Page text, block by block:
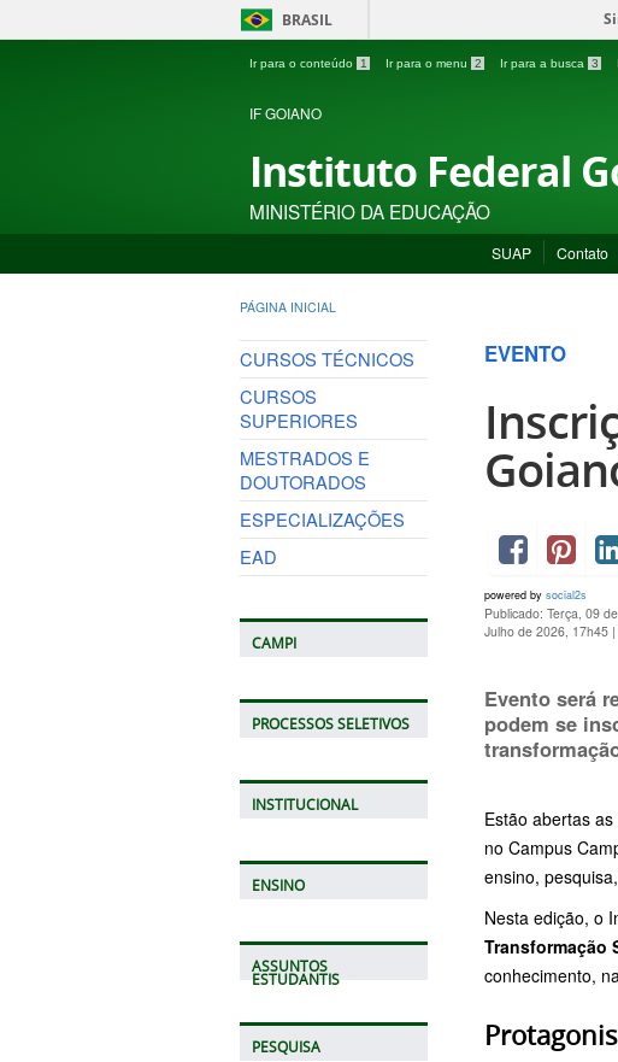
BRASIL
Ir para o conteúdo 1 Ir para o menu 2 Ir para a busca 3
IF GOIANO
Instituto Federal
MINISTÉRIO DA EDUCAÇÃO
SUAP Contato
PÁGINA INICIAL
CURSOS TÉCNICOS
CURSOS
SUPERIORES
MESTRADOS E
DOUTORADOS
ESPECIALIZAÇÕES
EAD
CAMPI
PROCESSOS SELETIVOS
INSTITUCIONAL
ENSINO
ASSUNTOS
ESTUDANTIS
PESQUISA
EVENTO
powered by social2s
Publicado: Terça, 09
Julho de 2026, 17h45 |
Evento será
podem se
Estão abertas
no Campus
ensino,
Nesta edição, o
Transformação
conhecimento,